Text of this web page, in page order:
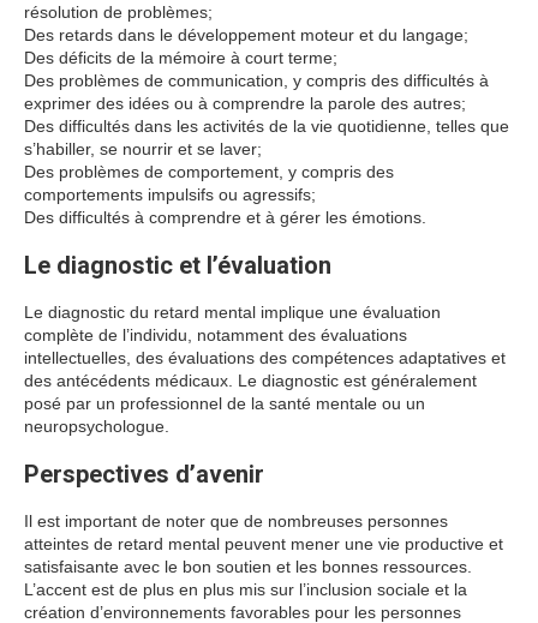
résolution de problèmes;
Des retards dans le développement moteur et du langage;
Des déficits de la mémoire à court terme;
Des problèmes de communication, y compris des difficultés à
exprimer des idées ou à comprendre la parole des autres;
Des difficultés dans les activités de la vie quotidienne, telles que
s’habiller, se nourrir et se laver;
Des problèmes de comportement, y compris des
comportements impulsifs ou agressifs;
Des difficultés à comprendre et à gérer les émotions.
Le diagnostic et l’évaluation
Le diagnostic du retard mental implique une évaluation
complète de l’individu, notamment des évaluations
intellectuelles, des évaluations des compétences adaptatives et
des antécédents médicaux. Le diagnostic est généralement
posé par un professionnel de la santé mentale ou un
neuropsychologue.
Perspectives d’avenir
Il est important de noter que de nombreuses personnes
atteintes de retard mental peuvent mener une vie productive et
satisfaisante avec le bon soutien et les bonnes ressources.
L’accent est de plus en plus mis sur l’inclusion sociale et la
création d’environnements favorables pour les personnes